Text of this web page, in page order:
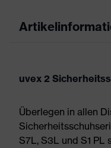
uvex 2
Überlegen in allen
S7L, S3L und S1